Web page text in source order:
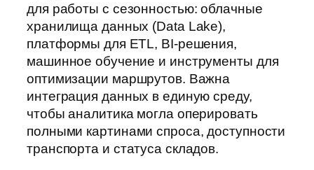
для работы с сезонностью: облачные
хранилища данных (Data Lake),
платформы для ETL, BI-решения,
машинное обучение и инструменты для
оптимизации маршрутов. Важна
интеграция данных в единую среду,
чтобы аналитика могла оперировать
полными картинами спроса, доступности
транспорта и статуса складов.